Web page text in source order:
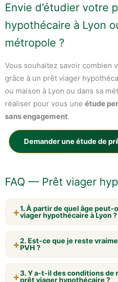
Envie d’étudier votre
hypothécaire à Lyon
métropole ?
Vous souhaitez savoir combien
grâce à un prêt viager
ou maison à Lyon ou dans sa
réaliser pour vous une étude
sans engagement.
Demander une étude de
FAQ — Prêt viager
+1. À partir de quel âge peut-
viager hypothécaire à Lyon ?
viager hypothécaire
propriétaires seniors
votre éligibilité en fonction
+2. Est-ce que je reste
PVH ?
continuez à y vivre, dans le
+3. Y a-t-il des conditions de
prêt viager hypothécaire ?